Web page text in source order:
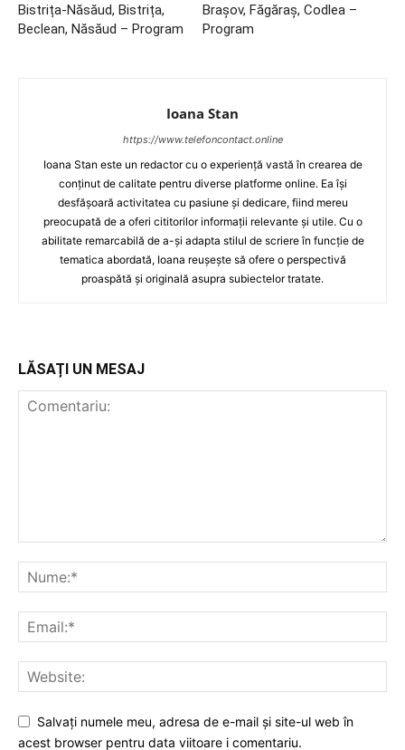
Bistrița-Năsăud, Bistrița,
Beclean, Năsăud – Program
Brașov, Făgăraș, Codlea –
Program
Ioana Stan
https://www.telefoncontact.online
Ioana Stan este un redactor cu o experiență vastă în crearea de
conținut de calitate pentru diverse platforme online. Ea își
desfășoară activitatea cu pasiune și dedicare, fiind mereu
preocupată de a oferi cititorilor informații relevante și utile. Cu o
abilitate remarcabilă de a-și adapta stilul de scriere în funcție de
tematica abordată, Ioana reușește să ofere o perspectivă
proaspătă și originală asupra subiectelor tratate.
LĂSAȚI UN MESAJ
Salvați numele meu, adresa de e-mail și site-ul web în
acest browser pentru data viitoare i comentariu.